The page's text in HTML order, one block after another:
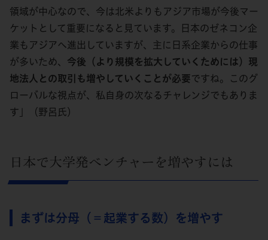
領域が中心なので、今は北米よりもアジア市場が今後マー
ケットとして重要になると見ています。日本のゼネコン企
業もアジアへ進出していますが、主に日系企業からの仕事
が多いため、 今後（より規模を拡大していくためには）現
地法人との取引も増やしていくことが必要ですね。このグ
ローバルな視点が、私自身の次なるチャレンジでもありま
す」（野呂氏）
日本で大学発ベンチャーを増やすには
まずは分母（＝起業する数）を増やす